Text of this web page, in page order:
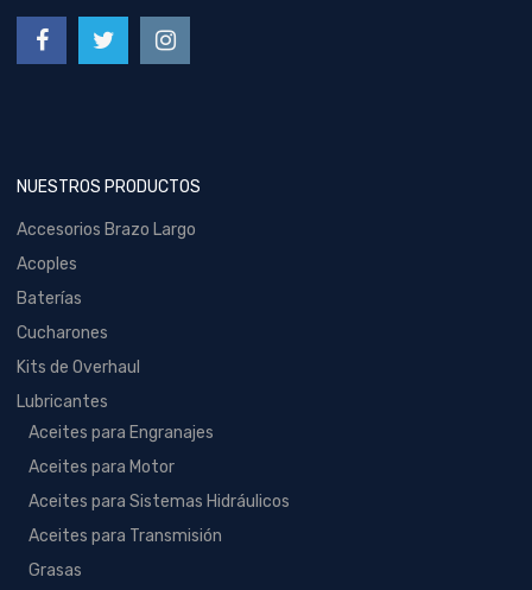
NUESTROS PRODUCTOS
Accesorios Brazo Largo
Acoples
Baterías
Cucharones
Kits de Overhaul
Lubricantes
Aceites para Engranajes
Aceites para Motor
Aceites para Sistemas Hidráulicos
Aceites para Transmisión
Grasas